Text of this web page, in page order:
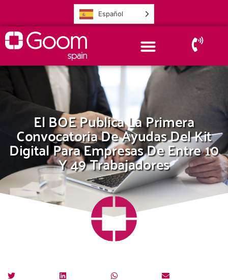
Español
El BOE Publica La Primera
Convocatoria De Ayudas Del Kit
Digital Para Empresas De Entre 10
Y 49 Trabajadores